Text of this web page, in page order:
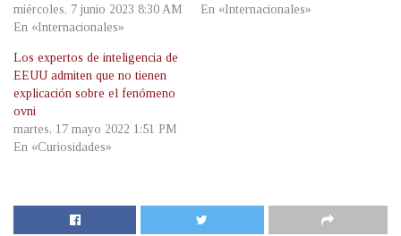
miércoles, 7 junio 2023 8:30 AM
En «Internacionales»
En «Internacionales»
Los expertos de inteligencia de
EEUU admiten que no tienen
explicación sobre el fenómeno
ovni
martes, 17 mayo 2022 1:51 PM
En «Curiosidades»